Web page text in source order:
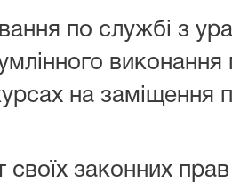
по службі з
на заміщення
законних прав